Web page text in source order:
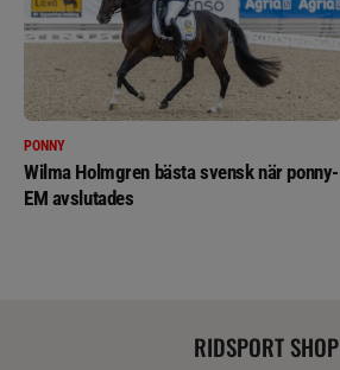
PONNY
Wilma Holmgren bästa svensk när ponny-
EM avslutades
RIDSPORT SHOP